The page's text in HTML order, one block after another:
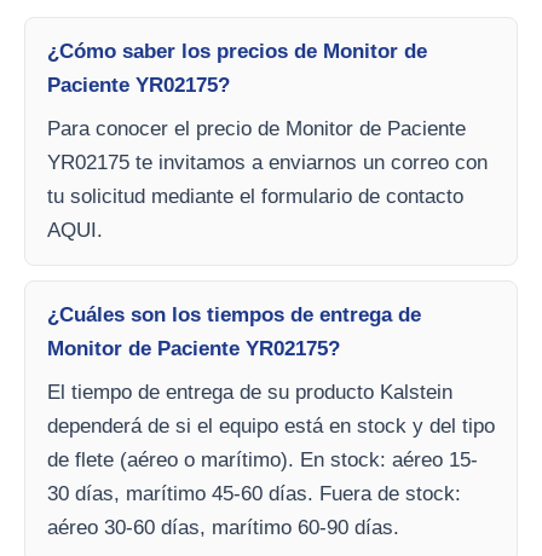
¿Cómo saber los precios de Monitor de
Paciente YR02175?
Para conocer el precio de Monitor de Paciente
YR02175 te invitamos a enviarnos un correo con
tu solicitud mediante el formulario de contacto
AQUI.
¿Cuáles son los tiempos de entrega de
Monitor de Paciente YR02175?
El tiempo de entrega de su producto Kalstein
dependerá de si el equipo está en stock y del tipo
de flete (aéreo o marítimo). En stock: aéreo 15-
30 días, marítimo 45-60 días. Fuera de stock:
aéreo 30-60 días, marítimo 60-90 días.